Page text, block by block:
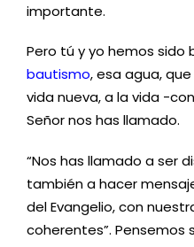
importante.
Pero tú y yo hemos sido
bautismo, esa agua,
vida nueva, a la vida -
Señor nos has llamado.
“Nos has llamado a ser
también a hacer
del Evangelio, con
coherentes”. Pensemos